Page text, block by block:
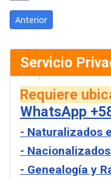
Link
Email
Artículo anterior:
Anterior
Servicio
Requiere
WhatsApp
- Naturalizados
-
- Genealogía y